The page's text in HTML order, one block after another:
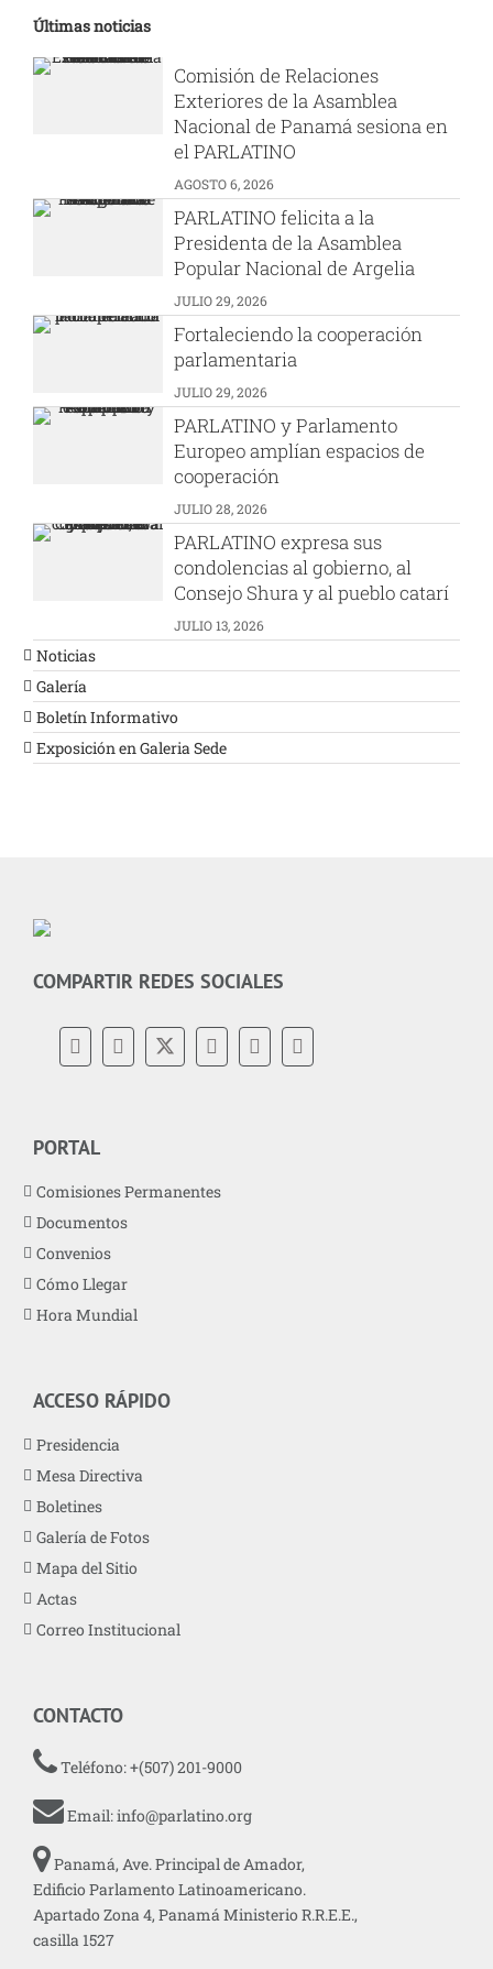
Últimas noticias
Comisión de Relaciones
Exteriores de la Asamblea
Nacional de Panamá sesiona en
el PARLATINO
AGOSTO 6, 2026
PARLATINO felicita a la
Presidenta de la Asamblea
Popular Nacional de Argelia
JULIO 29, 2026
Fortaleciendo la cooperación
parlamentaria
JULIO 29, 2026
PARLATINO y Parlamento
Europeo amplían espacios de
cooperación
JULIO 28, 2026
PARLATINO expresa sus
condolencias al gobierno, al
Consejo Shura y al pueblo catarí
JULIO 13, 2026
Noticias
Galería
Boletín Informativo
Exposición en Galeria Sede
COMPARTIR REDES SOCIALES
PORTAL
Comisiones Permanentes
Documentos
Convenios
Cómo Llegar
Hora Mundial
ACCESO RÁPIDO
Presidencia
Mesa Directiva
Boletines
Galería de Fotos
Mapa del Sitio
Actas
Correo Institucional
CONTACTO
Teléfono: +(507) 201-9000
Email:info@parlatino.org
Panamá, Ave. Principal de Amador,
Edificio Parlamento Latinoamericano.
Apartado Zona 4, Panamá Ministerio R.R.E.E.,
casilla 1527